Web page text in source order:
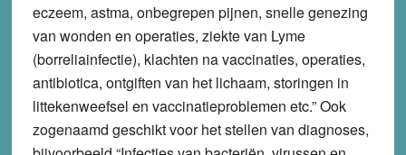
eczeem, astma, onbegrepen pijnen, snelle genezing
van wonden en operaties, ziekte van Lyme
(borreliainfectie), klachten na vaccinaties, operaties,
antibiotica, ontgiften van het lichaam, storingen in
littekenweefsel en vaccinatieproblemen etc.” Ook
zogenaamd geschikt voor het stellen van diagnoses,